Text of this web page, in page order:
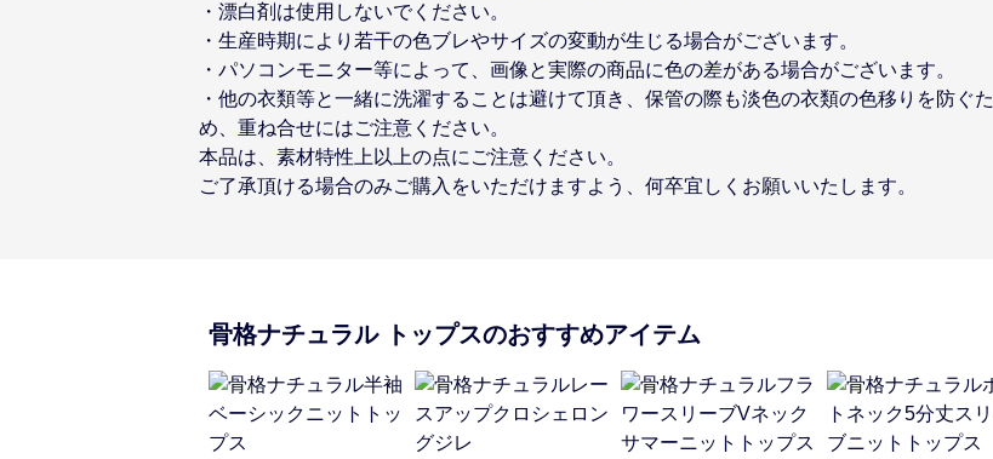
・漂白剤は使用しないでください。
・生産時期により若干の色ブレやサイズの変動が生じる場合がございます。
・パソコンモニター等によって、画像と実際の商品に色の差がある場合がございます。
・他の衣類等と一緒に洗濯することは避けて頂き、保管の際も淡色の衣類の色移りを防ぐた
め、重ね合せにはご注意ください。
本品は、素材特性上以上の点にご注意ください。
ご了承頂ける場合のみご購入をいただけますよう、何卒宜しくお願いいたします。
骨格ナチュラル トップスのおすすめアイテム